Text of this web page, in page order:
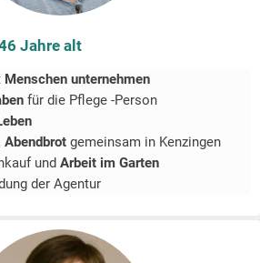
Jahre alt
Menschen unternehmen
für die Pflege -Person
Abendbrot gemeinsam in Kenzingen
und Arbeit im Garten
der Agentur